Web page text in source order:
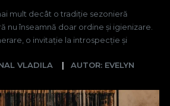
mult decât o tradiție sezonieră
nu înseamnă doar ordine și igienizare.
o invitație la introspecție și
VLADILA AUTOR: EVELYN